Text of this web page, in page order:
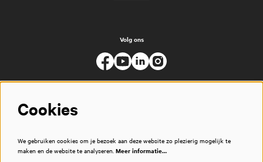
Volg ons
Cookies
We gebruiken cookies om je bezoek aan deze website zo plezierig mogelijk te
maken en de website te analyseren. Meer informatie…